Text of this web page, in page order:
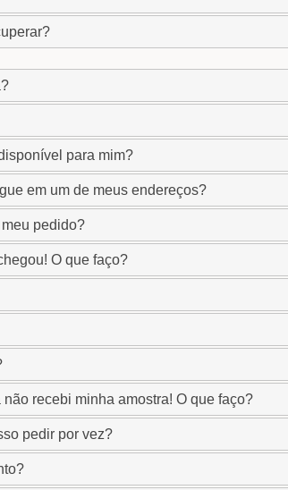
para mim?
em um de meus endereços?
pedido?
O que faço?
recebi minha amostra! O que faço?
pedir por vez?